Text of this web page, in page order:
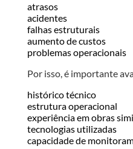
atrasos
acidentes
falhas estruturais
aumento de custos
problemas operacionais
Por isso, é importante
histórico técnico
estrutura operacional
experiência em obras
tecnologias utilizadas
capacidade de